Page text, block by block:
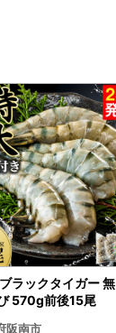
ラックタイガー 無
570g前後15尾
阪南市